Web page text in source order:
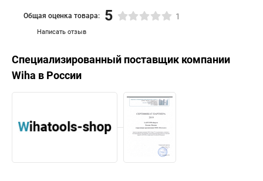
Написать отзыв
Общая оценка товара: 5 1
Специализированный поставщик компании
Wiha в России